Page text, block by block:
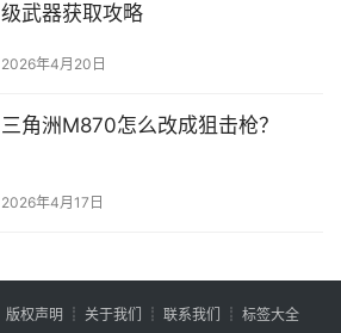
级武器获取攻略
2026年4月20日
三角洲M870怎么改成狙击枪？
2026年4月17日
版权声明 ┊ 关于我们 ┊ 联系我们 ┊ 标签大全